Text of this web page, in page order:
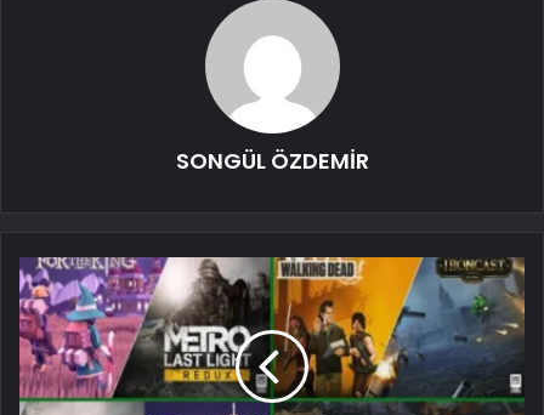
SONGÜL ÖZDEMİR